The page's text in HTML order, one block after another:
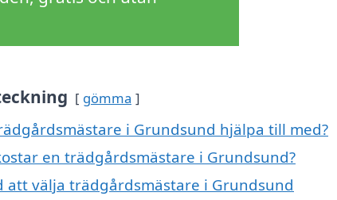
gömma
i Grundsund hjälpa till med?
en trädgårdsmästare i Grundsund?
att välja trädgårdsmästare i Grundsund